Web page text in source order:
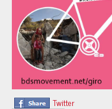
Twitter